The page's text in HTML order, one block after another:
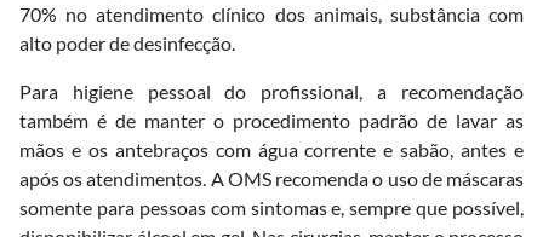
70% no atendimento clínico dos animais, substância com
alto poder de desinfecção.
Para higiene pessoal do profissional, a recomendação
também é de manter o procedimento padrão de lavar as
mãos e os antebraços com água corrente e sabão, antes e
após os atendimentos. A OMS recomenda o uso de máscaras
somente para pessoas com sintomas e, sempre que possível,